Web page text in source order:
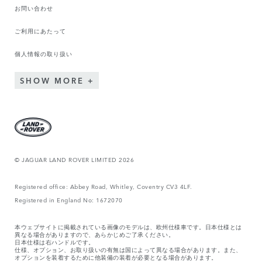
お問い合わせ
ご利用にあたって
個人情報の取り扱い
SHOW MORE
© JAGUAR LAND ROVER LIMITED 2026
Registered office: Abbey Road, Whitley, Coventry CV3 4LF.
Registered in England No: 1672070
本ウェブサイトに掲載されている画像のモデルは、欧州仕様車です。日本仕様とは
異なる場合がありますので、あらかじめご了承ください。
日本仕様は右ハンドルです。
仕様、オプション、お取り扱いの有無は国によって異なる場合があります。また、
オプションを装着するために他装備の装着が必要となる場合があります。